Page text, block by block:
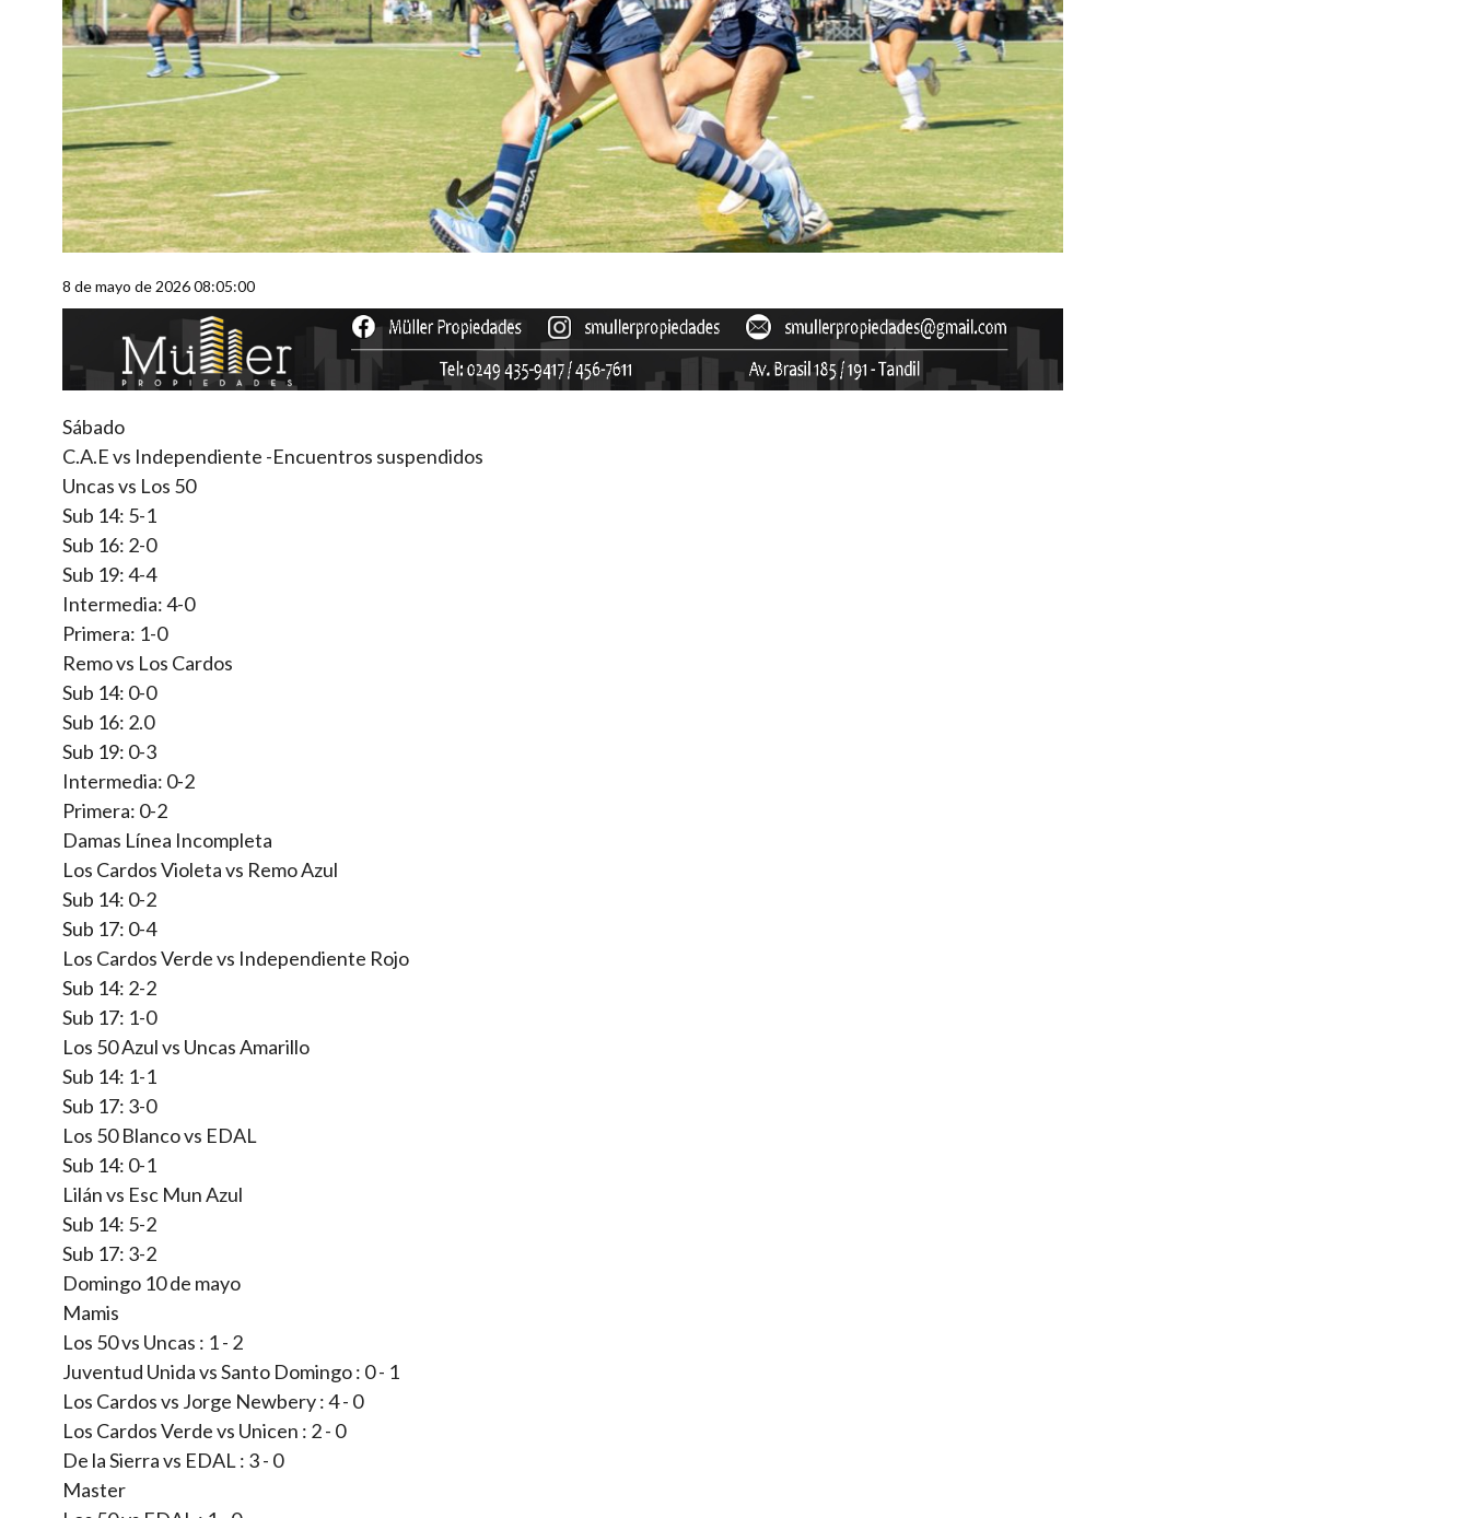
8 de mayo de 2026 08:05:00
Sábado
C.A.E vs Independiente -Encuentros suspendidos
Uncas vs Los 50
Sub 14: 5-1
Sub 16: 2-0
Sub 19: 4-4
Intermedia: 4-0
Primera: 1-0
Remo vs Los Cardos
Sub 14: 0-0
Sub 16: 2.0
Sub 19: 0-3
Intermedia: 0-2
Primera: 0-2
Damas Línea Incompleta
Los Cardos Violeta vs Remo Azul
Sub 14: 0-2
Sub 17: 0-4
Los Cardos Verde vs Independiente Rojo
Sub 14: 2-2
Sub 17: 1-0
Los 50 Azul vs Uncas Amarillo
Sub 14: 1-1
Sub 17: 3-0
Los 50 Blanco vs EDAL
Sub 14: 0-1
Lilán vs Esc Mun Azul
Sub 14: 5-2
Sub 17: 3-2
Domingo 10 de mayo
Mamis
Los 50 vs Uncas : 1 - 2
Juventud Unida vs Santo Domingo : 0 - 1
Los Cardos vs Jorge Newbery : 4 - 0
Los Cardos Verde vs Unicen : 2 - 0
De la Sierra vs EDAL : 3 - 0
Master